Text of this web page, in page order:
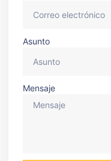
Asunto
Mensaje